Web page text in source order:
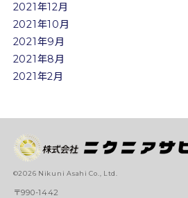
2021年12月
2021年10月
2021年9月
2021年8月
2021年2月
©2026 Nikuni Asahi Co., Ltd.
〒990-1442